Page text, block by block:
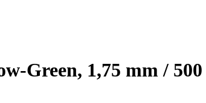
Green, 1,75 mm / 500